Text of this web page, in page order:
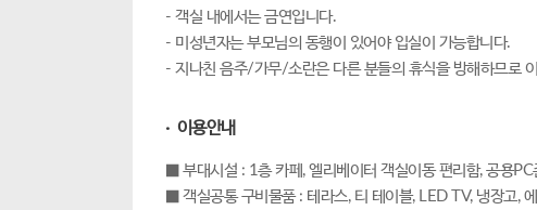
- 객실 내에서는 금연입니다.
- 미성년자는 부모님의 동행이 있어야 입실이 가능합니다.
- 지나친 음주/가무/소란은 다른 분들의 휴식을 방해하므로
· 이용안내
■ 부대시설 : 1층 카페, 엘리베이터 객실이동 편리함, 공용PC
■ 객실공통 구비물품 : 테라스, 티 테이블, LED TV, 냉장고,